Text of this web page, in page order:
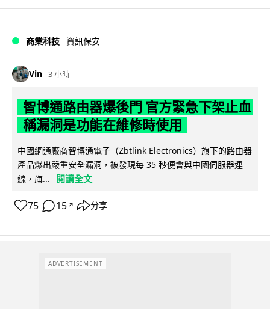
商業科技 資訊保安
Vin 3 小時
智博通路由器爆後門 官方緊急下架止血
稱漏洞是功能在維修時使用
中國網通廠商智博通電子（Zbtlink Electronics）旗下的路由器
產品爆出嚴重安全漏洞，被發現每 35 秒便會與中國伺服器連
線，旗...
閱讀全文
75 15 ↗ 分享
ADVERTISEMENT